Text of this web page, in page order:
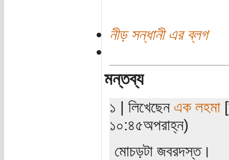
নীড় সন্ধানী এর ব্লগ
মন্তব্য
১ | লিখেছেন এক লহমা
১০:৪৫অপরাহ্ন)
মোচড়টা জবরদস্ত।